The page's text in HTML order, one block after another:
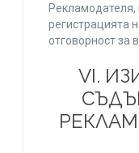
Рекламодателя,
регистрацията
отговорност за
VI.